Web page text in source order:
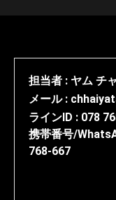
担当者 : ヤム チ
メール :
ラインID : 078
携帯番号/
768-667